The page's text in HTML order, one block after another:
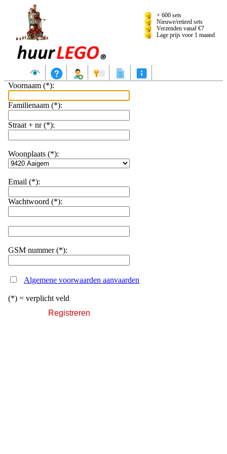
+ 600 sets
Nieuwe/retired sets
Verzenden vanaf €7
Lage prijs voor 1 maand
Aanbod Hoe huren?RegistrerenAanmeldenReserveringslijst
Voornaam (*):
Familienaam (*):
Straat + nr (*):
Woonplaats (*):
Email (*):
Wachtwoord (*):
GSM nummer (*):
Algemene voorwaarden aanvaarden
(*) = verplicht veld